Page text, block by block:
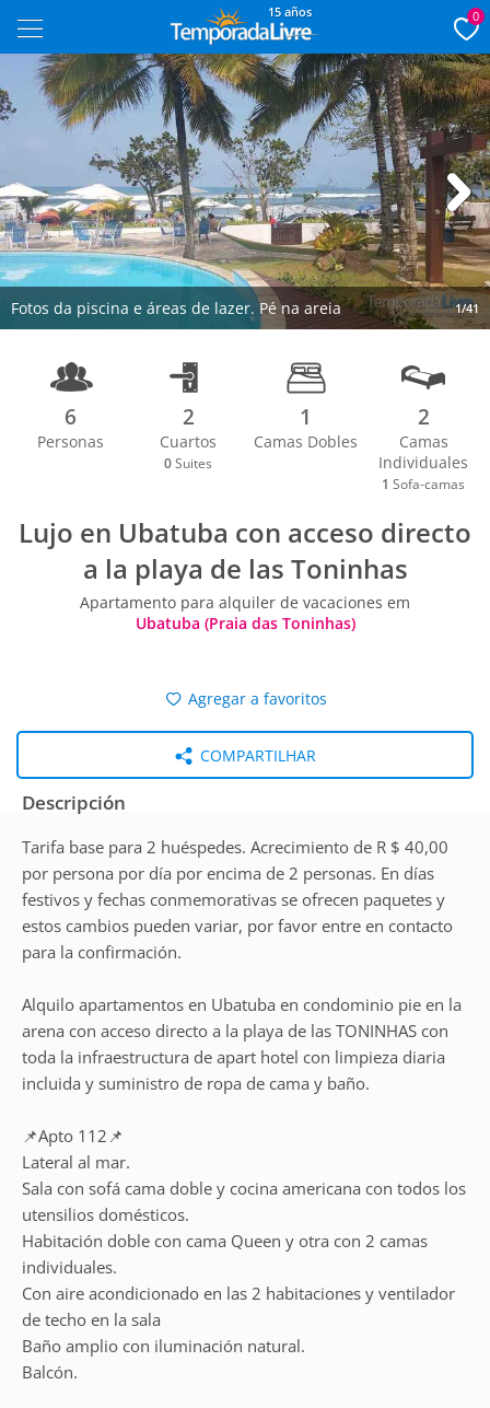
15 años 0
Fotos da piscina e áreas de lazer. Pé na areia 1/41
Next
6
Personas
2
Cuartos
0 Suites
1
Camas Dobles
2
Camas
Individuales
1 Sofa-camas
Lujo en Ubatuba con acceso directo
a la playa de las Toninhas
Apartamento para alquiler de vacaciones em
Ubatuba (Praia das Toninhas)
Agregar a favoritos
COMPARTILHAR
Descripción
Tarifa base para 2 huéspedes. Acrecimiento de R $ 40,00
por persona por día por encima de 2 personas. En días
festivos y fechas conmemorativas se ofrecen paquetes y
estos cambios pueden variar, por favor entre en contacto
para la confirmación.
Alquilo apartamentos en Ubatuba en condominio pie en la
arena con acceso directo a la playa de las TONINHAS con
toda la infraestructura de apart hotel con limpieza diaria
incluida y suministro de ropa de cama y baño.
📌Apto 112📌
Lateral al mar.
Sala con sofá cama doble y cocina americana con todos los
utensilios domésticos.
Habitación doble con cama Queen y otra con 2 camas
individuales.
Con aire acondicionado en las 2 habitaciones y ventilador
de techo en la sala
Baño amplio con iluminación natural.
Balcón.